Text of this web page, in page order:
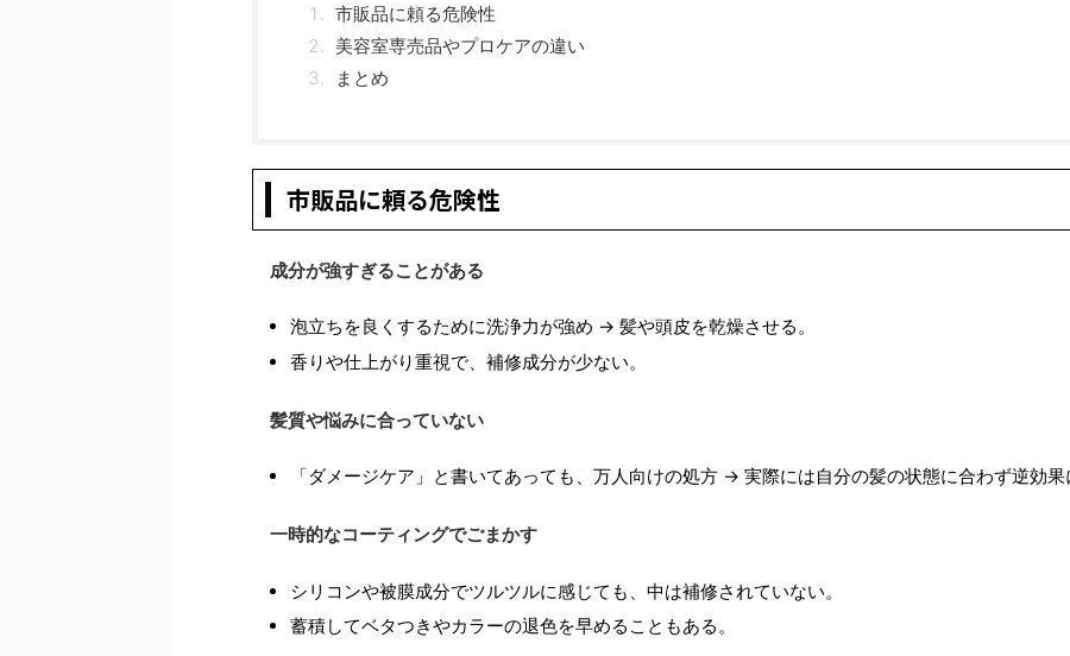
市販品に頼る危険性
美容室専売品やプロケアの違い
まとめ
市販品に頼る危険性
成分が強すぎることがある
泡立ちを良くするために洗浄力が強め → 髪や頭皮を乾燥させる。
香りや仕上がり重視で、補修成分が少ない。
髪質や悩みに合っていない
「ダメージケア」と書いてあっても、万人向けの処方 → 実際には自分の髪の状態に合わず逆効果
一時的なコーティングでごまかす
シリコンや被膜成分でツルツルに感じても、中は補修されていない。
蓄積してベタつきやカラーの退色を早めることもある。